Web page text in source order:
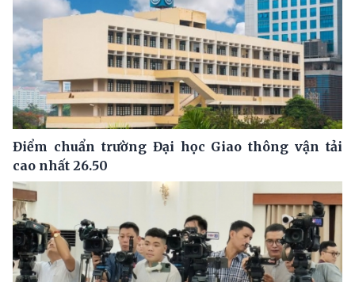
Điểm chuẩn trường Đại học Giao thông vận tải
cao nhất 26.50